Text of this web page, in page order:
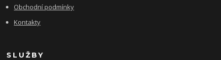
Obchodní podmínky
Kontakty
SLUŽBY